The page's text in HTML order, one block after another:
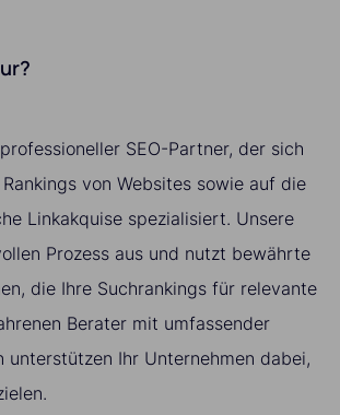
SEO-Partner, der sich
von Websites sowie auf die
Linkakquise spezialisiert. Unsere
Prozess aus und nutzt bewährte
die Ihre Suchrankings für relevante
Berater mit umfassender
Ihr Unternehmen dabei,